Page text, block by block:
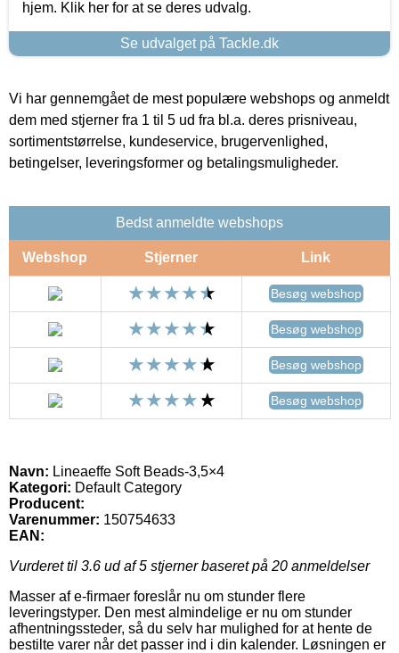
hjem. Klik her for at se deres udvalg.
Se udvalget på Tackle.dk
Vi har gennemgået de mest populære webshops og anmeldt
dem med stjerner fra 1 til 5 ud fra bl.a. deres prisniveau,
sortimentstørrelse, kundeservice, brugervenlighed,
betingelser, leveringsformer og betalingsmuligheder.
Bedst anmeldte webshops
Webshop Stjerner Link
Besøg webshop
Besøg webshop
Besøg webshop
Besøg webshop
Navn: Lineaeffe Soft Beads-3,5×4
Kategori: Default Category
Producent:
Varenummer: 150754633
EAN:
Vurderet til 3.6 ud af 5 stjerner baseret på 20 anmeldelser
Masser af e-firmaer foreslår nu om stunder flere
leveringstyper. Den mest almindelige er nu om stunder
afhentningssteder, så du selv har mulighed for at hente de
bestilte varer når det passer ind i din kalender. Løsningen er